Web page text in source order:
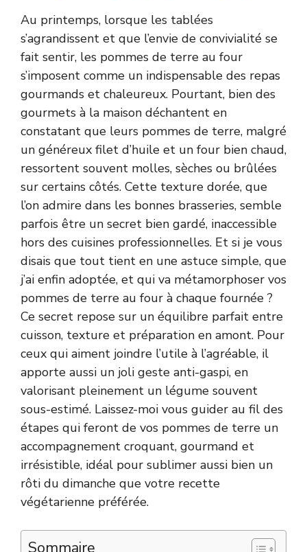
Au printemps, lorsque les tablées
s’agrandissent et que l’envie de convivialité se
fait sentir, les pommes de terre au four
s’imposent comme un indispensable des repas
gourmands et chaleureux. Pourtant, bien des
gourmets à la maison déchantent en
constatant que leurs pommes de terre, malgré
un généreux filet d’huile et un four bien chaud,
ressortent souvent molles, sèches ou brûlées
sur certains côtés. Cette texture dorée, que
l’on admire dans les bonnes brasseries, semble
parfois être un secret bien gardé, inaccessible
hors des cuisines professionnelles. Et si je vous
disais que tout tient en une astuce simple, que
j’ai enfin adoptée, et qui va métamorphoser vos
pommes de terre au four à chaque fournée ?
Ce secret repose sur un équilibre parfait entre
cuisson, texture et préparation en amont. Pour
ceux qui aiment joindre l’utile à l’agréable, il
apporte aussi un joli geste anti-gaspi, en
valorisant pleinement un légume souvent
sous-estimé. Laissez-moi vous guider au fil des
étapes qui feront de vos pommes de terre un
accompagnement croquant, gourmand et
irrésistible, idéal pour sublimer aussi bien un
rôti du dimanche que votre recette
végétarienne préférée.
Sommaire